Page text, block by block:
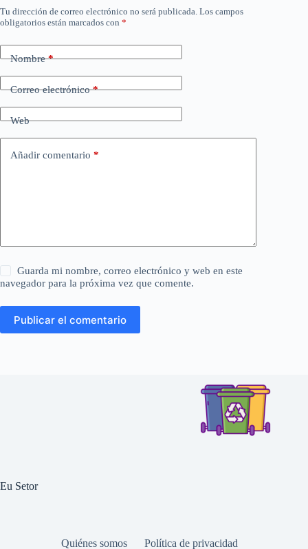
Tu dirección de correo electrónico no será publicada. Los campos
obligatorios están marcados con *
Nombre*
Correo electrónico*
Web
Añadir comentario *
Guarda mi nombre, correo electrónico y web en este
navegador para la próxima vez que comente.
Publicar el comentario
Eu Setor
Quiénes somos Política de privacidad